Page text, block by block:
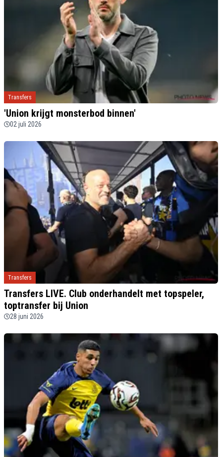
Transfers
'Union krijgt monsterbod binnen'
02 juli 2026
Transfers
Transfers LIVE. Club onderhandelt met topspeler,
toptransfer bij Union
28 juni 2026